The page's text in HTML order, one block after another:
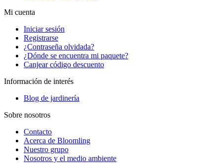
Mi cuenta
Iniciar sesión
Registrarse
¿Contraseña olvidada?
¿Dónde se encuentra mi paquete?
Canjear código descuento
Información de interés
Blog de jardinería
Sobre nosotros
Contacto
Acerca de Bloomling
Nuestro grupo
Nosotros y el medio ambiente